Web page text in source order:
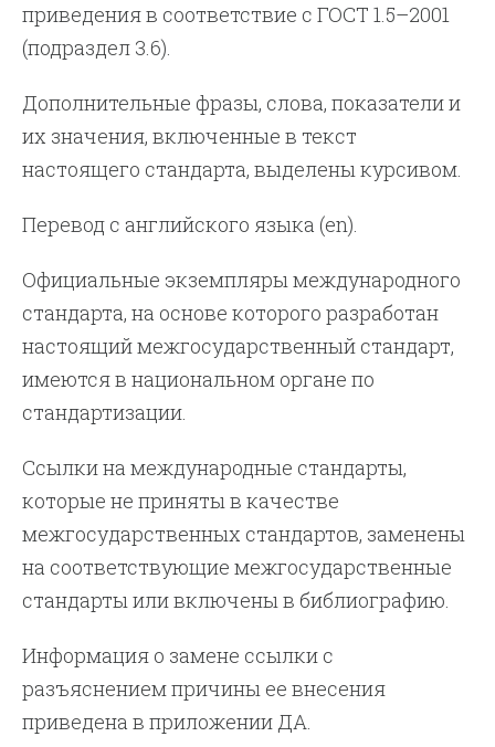
приведения в соответствие с ГОСТ 1.5–2001
(подраздел 3.6).
Дополнительные фразы, слова, показатели и
их значения, включенные в текст
настоящего стандарта, выделены курсивом.
Перевод с английского языка (en).
Официальные экземпляры международного
стандарта, на основе которого разработан
настоящий межгосударственный стандарт,
имеются в национальном органе по
стандартизации.
Ссылки на международные стандарты,
которые не приняты в качестве
межгосударственных стандартов, заменены
на соответствующие межгосударственные
стандарты или включены в библиографию.
Информация о замене ссылки с
разъяснением причины ее внесения
приведена в приложении ДА.